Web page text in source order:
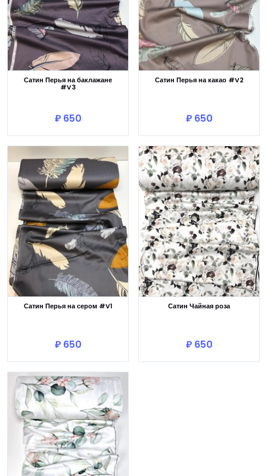
Сатин Перья на баклажане
#V3
₽ 650
Сатин Перья на какао #V2
₽ 650
Сатин Перья на сером #V1
₽ 650
Сатин Чайная роза
₽ 650